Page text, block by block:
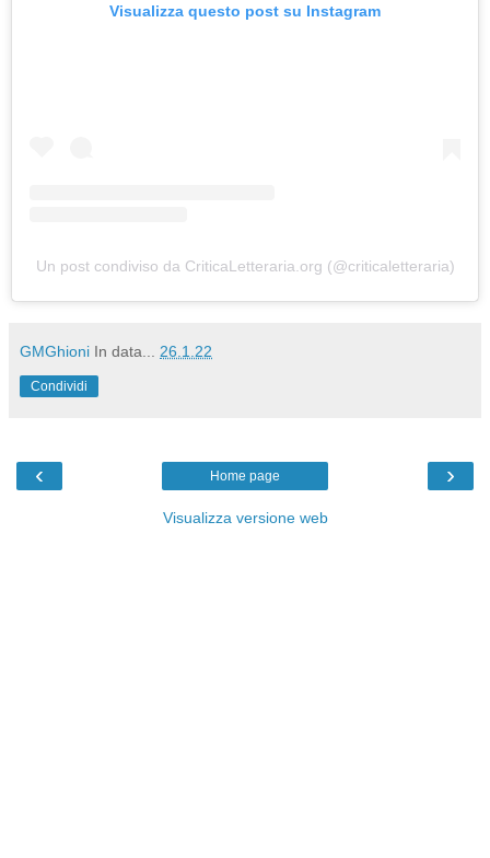
Visualizza questo post su Instagram
Un post condiviso da CriticaLetteraria.org (@criticaletteraria)
GMGhioni In data... 26.1.22
Condividi
‹ ›
Home page
Visualizza versione web